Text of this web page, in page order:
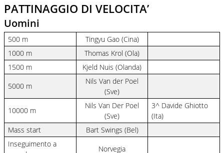
PATTINAGGIO DI VELOCITA’
Uomini
500 m
Tingyu Gao (Cina)
1000 m
Thomas Krol (Ola)
1500 m
Kjeld Nuis (Olanda)
5000 m
Nils Van der Poel
(Sve)
10000 m
Nils Van Der Poel
(Sve)
3^ Davide Ghiotto
(Ita)
Mass start
Bart Swings (Bel)
Inseguimento a
Norvegia